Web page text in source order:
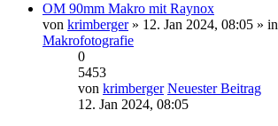
OM 90mm Makro mit Raynox
von krimberger» 12. Jan 2024, 08:05 » in
Makrofotografie
0
5453
von krimberger Neuester Beitrag
12. Jan 2024, 08:05